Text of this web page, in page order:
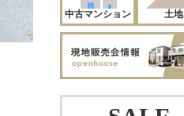
中古マンション 土地